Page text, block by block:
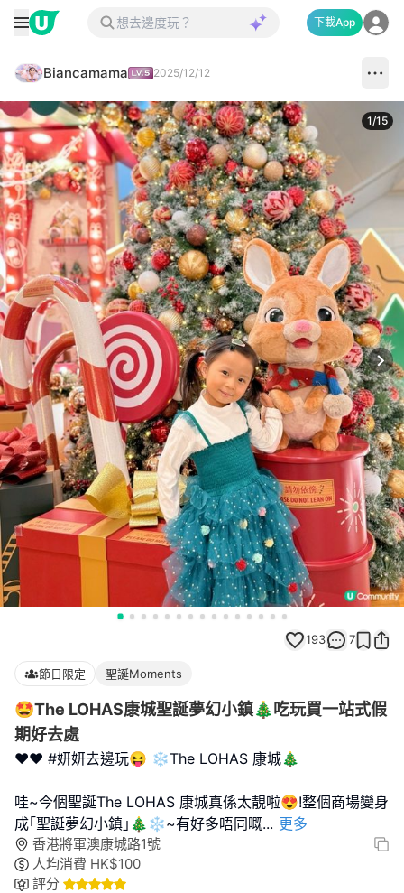
下載App
Biancamama 2025/12/12
1/15
193 7
節日限定 聖誕Moments
🤩The LOHAS康城聖誕夢幻小鎮🎄吃玩買一站式假
期好去處
❤️❤️ #妍妍去邊玩😝 ❄️The LOHAS 康城🎄
哇~今個聖誕The LOHAS 康城真係太靚啦😍!整個商場變身
成｢聖誕夢幻小鎮｣🎄❄️~有好多唔同嘅... 更多
香港將軍澳康城路1號
人均消費 HK$100
評分